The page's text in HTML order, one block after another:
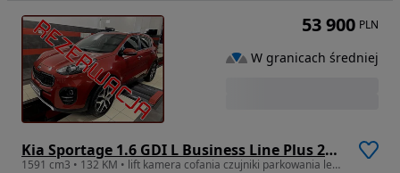
Kia Sportage 1.6 GDI L Business Line Plus 2WD
1591 cm3 • 132 KM • lift kamera cofania czujniki parkowania ledy nawigacja
53 900 PLN
W granicach średniej